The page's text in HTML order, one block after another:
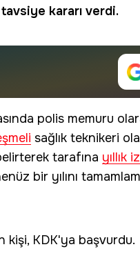
tavsiye kararı verdi.
polis memuru
sağlık teknikeri
tarafına yıllık
bir yılını
kişi, KDK'ya başvurdu.